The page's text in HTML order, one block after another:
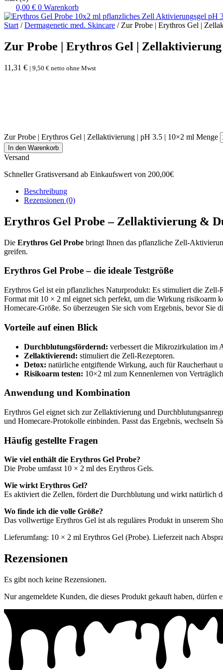
0,00 € 0 Warenkorb
Start /Dermagenetic med. Skincare / Zur Probe | Erythros Gel |
Zur Probe | Erythros Gel | Zellaktivierung
11,31 € | 9,50 € netto ohne Mwst
Zur Probe | Erythros Gel | Zellaktivierung | pH 3.5 | 10×2 ml Menge
In den Warenkorb
Versand
Schneller Gratisversand ab Einkaufswert von 200,00€
Beschreibung
Rezensionen (0)
Erythros Gel Probe – Zellaktivierung &
Die Erythros Gel Probe bringt Ihnen das pflanzliche Zell-
greifen.
Erythros Gel Probe – die ideale Testgröße
Erythros Gel ist ein pflanzliches Naturprodukt: Es stimuliert die
Format mit 10 × 2 ml eignet sich perfekt, um die Wirkung risikoarm
Homecare-Größe. So überzeugen Sie sich vom Ergebnis, bevor Sie
Vorteile auf einen Blick
Durchblutungsfördernd: verbessert die Mikrozirkulation im
Zellaktivierend: stimuliert die Zell-Rezeptoren.
Detox: natürliche entgiftende Wirkung, auch für Raucherhaut
Risikoarm testen: 10×2 ml zum Kennenlernen von
Anwendung und Kombination
Erythros Gel eignet sich zur Zellaktivierung und
und Homecare-Protokolle einbinden. Passt das Ergebnis, wechseln
Häufig gestellte Fragen
Wie viel enthält die Erythros Gel Probe?
Die Probe umfasst 10 × 2 ml des Erythros Gels.
Wie wirkt Erythros Gel?
Es aktiviert die Zellen, fördert die Durchblutung und wirkt natürlich
Wo finde ich die volle Größe?
Das vollwertige Erythros Gel ist als reguläres Produkt in unserem
Lieferumfang: 10 × 2 ml Erythros Gel (Probe). Lieferzeit nach
Rezensionen
Es gibt noch keine Rezensionen.
Nur angemeldete Kunden, die dieses Produkt gekauft haben, dürfen